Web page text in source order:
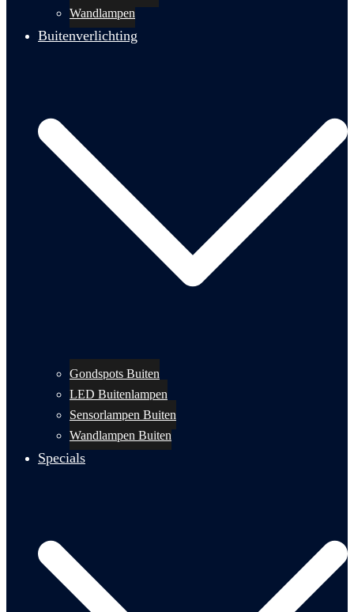
Wandlampen
Buitenverlichting
Gondspots Buiten
LED Buitenlampen
Sensorlampen Buiten
Wandlampen Buiten
Specials